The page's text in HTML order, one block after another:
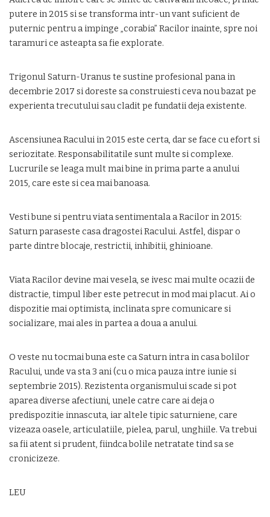
putere in 2015 si se transforma intr-un vant suficient de
puternic pentru a impinge „corabia” Racilor inainte, spre noi
taramuri ce asteapta sa fie explorate.
Trigonul Saturn-Uranus te sustine profesional pana in
decembrie 2017 si doreste sa construiesti ceva nou bazat pe
experienta trecutului sau cladit pe fundatii deja existente.
Ascensiunea Racului in 2015 este certa, dar se face cu efort si
seriozitate. Responsabilitatile sunt multe si complexe.
Lucrurile se leaga mult mai bine in prima parte a anului
2015, care este si cea mai banoasa.
Vesti bune si pentru viata sentimentala a Racilor in 2015:
Saturn paraseste casa dragostei Racului. Astfel, dispar o
parte dintre blocaje, restrictii, inhibitii, ghinioane.
Viata Racilor devine mai vesela, se ivesc mai multe ocazii de
distractie, timpul liber este petrecut in mod mai placut. Ai o
dispozitie mai optimista, inclinata spre comunicare si
socializare, mai ales in partea a doua a anului.
O veste nu tocmai buna este ca Saturn intra in casa bolilor
Racului, unde va sta 3 ani (cu o mica pauza intre iunie si
septembrie 2015). Rezistenta organismului scade si pot
aparea diverse afectiuni, unele catre care ai deja o
predispozitie innascuta, iar altele tipic saturniene, care
vizeaza oasele, articulatiile, pielea, parul, unghiile. Va trebui
sa fii atent si prudent, fiindca bolile netratate tind sa se
cronicizeze.
LEU